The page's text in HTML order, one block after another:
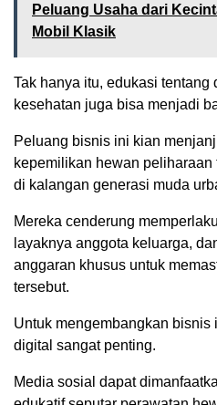
Peluang Usaha dari
Mobil Klasik
Tak hanya itu, edukasi tentang
kesehatan juga bisa menjadi
Peluang bisnis ini kian
kepemilikan hewan peliharaan
di kalangan generasi muda
Mereka cenderung
layaknya anggota keluarga,
anggaran khusus untuk
tersebut.
Untuk mengembangkan bisnis
digital sangat penting.
Media sosial dapat